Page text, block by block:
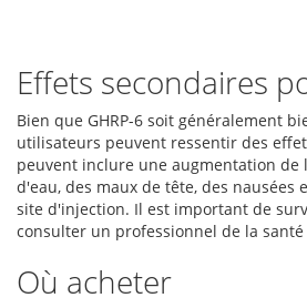
Effets secondaires
Bien que GHRP-6 soit généralement
utilisateurs peuvent ressentir des
peuvent inclure une augmentation de
d'eau, des maux de tête, des nausées
site d'injection. Il est important de
consulter un professionnel de la santé
Où acheter